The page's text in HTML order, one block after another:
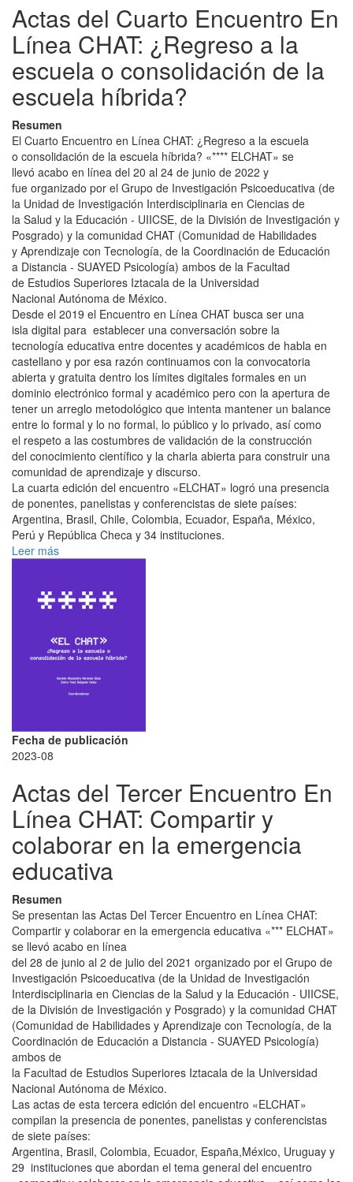
Actas del Cuarto Encuentro En
Línea CHAT: ¿Regreso a la
escuela o consolidación de la
escuela híbrida?
Resumen
El Cuarto Encuentro en Línea CHAT: ¿Regreso a la escuela
o consolidación de la escuela híbrida? «**** ELCHAT» se
llevó acabo en línea del 20 al 24 de junio de 2022 y
fue organizado por el Grupo de Investigación Psicoeducativa (de
la Unidad de Investigación Interdisciplinaria en Ciencias de
la Salud y la Educación - UIICSE, de la División de Investigación y
Posgrado) y la comunidad CHAT (Comunidad de Habilidades
y Aprendizaje con Tecnología, de la Coordinación de Educación
a Distancia - SUAYED Psicología) ambos de la Facultad
de Estudios Superiores Iztacala de la Universidad
Nacional Autónoma de México.
Desde el 2019 el Encuentro en Línea CHAT busca ser una
isla digital para establecer una conversación sobre la
tecnología educativa entre docentes y académicos de habla en
castellano y por esa razón continuamos con la convocatoria
abierta y gratuita dentro los límites digitales formales en un
dominio electrónico formal y académico pero con la apertura de
tener un arreglo metodológico que intenta mantener un balance
entre lo formal y lo no formal, lo público y lo privado, así como
el respeto a las costumbres de validación de la construcción
del conocimiento científico y la charla abierta para construir una
comunidad de aprendizaje y discurso.
La cuarta edición del encuentro «ELCHAT» logró una presencia
de ponentes, panelistas y conferencistas de siete países:
Argentina, Brasil, Chile, Colombia, Ecuador, España, México,
Perú y República Checa y 34 instituciones.
Leer más
Fecha de publicación
2023-08
Actas del Tercer Encuentro En
Línea CHAT: Compartir y
colaborar en la emergencia
educativa
Resumen
Se presentan las Actas Del Tercer Encuentro en Línea CHAT:
Compartir y colaborar en la emergencia educativa «*** ELCHAT»
se llevó acabo en línea
del 28 de junio al 2 de julio del 2021 organizado por el Grupo de
Investigación Psicoeducativa (de la Unidad de Investigación
Interdisciplinaria en Ciencias de la Salud y la Educación - UIICSE,
de la División de Investigación y Posgrado) y la comunidad CHAT
(Comunidad de Habilidades y Aprendizaje con Tecnología, de la
Coordinación de Educación a Distancia - SUAYED Psicología)
ambos de
la Facultad de Estudios Superiores Iztacala de la Universidad
Nacional Autónoma de México.
Las actas de esta tercera edición del encuentro «ELCHAT»
compilan la presencia de ponentes, panelistas y conferencistas
de siete países:
Argentina, Brasil, Colombia, Ecuador, España,México, Uruguay y
29 instituciones que abordan el tema general del encuentro